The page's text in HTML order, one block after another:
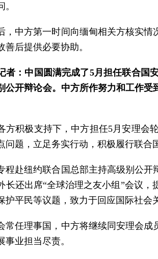
，中方第一时间向缅甸相关方核实
善后提供必要协助。
者：中国圆满完成了5月担任联合国
公开辩论会。中方所作努力和工作
方积极支持下，中方担任5月安理会
问题，立足务实行动，积极履行联合
程赴纽约联合国总部主持高级别公
长还出席“全球治理之友小组”会议
护平民等议题，致力于回应国际社
常任理事国，中方将继续同安理会
业担当尽责。